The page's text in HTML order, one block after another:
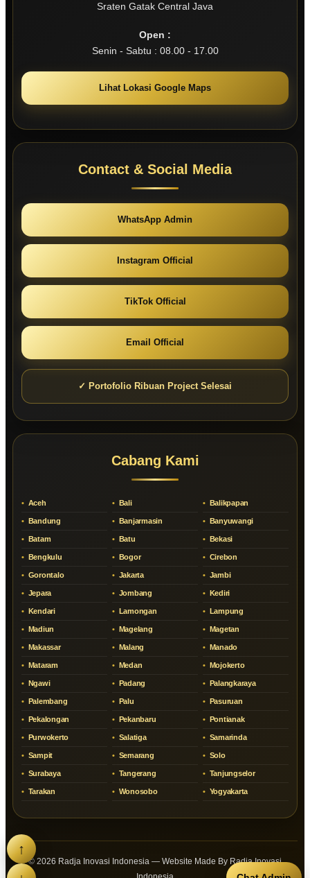
Sraten Gatak Central Java
Open :
Senin - Sabtu : 08.00 - 17.00
Lihat Lokasi Google Maps
Contact & Social Media
WhatsApp Admin
Instagram Official
TikTok Official
Email Official
✓ Portofolio Ribuan Project Selesai
Cabang Kami
Aceh Bali Balikpapan
Bandung Banjarmasin Banyuwangi
Batam Batu Bekasi
Bengkulu Bogor Cirebon
Gorontalo Jakarta Jambi
Jepara Jombang Kediri
Kendari Lamongan Lampung
Madiun Magelang Magetan
Makassar Malang Manado
Mataram Medan Mojokerto
Ngawi Padang Palangkaraya
Palembang Palu Pasuruan
Pekalongan Pekanbaru Pontianak
Purwokerto Salatiga Samarinda
Sampit Semarang Solo
Surabaya Tangerang Tanjungselor
Tarakan Wonosobo Yogyakarta
© 2026 Radja Inovasi Indonesia — Website Made By Radja Inovasi
↑